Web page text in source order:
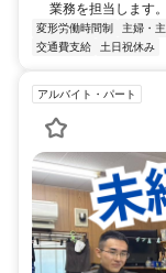
業務を担当します
変形労働時間制 主婦・
交通費支給
土日祝休み
アルバイト・パート